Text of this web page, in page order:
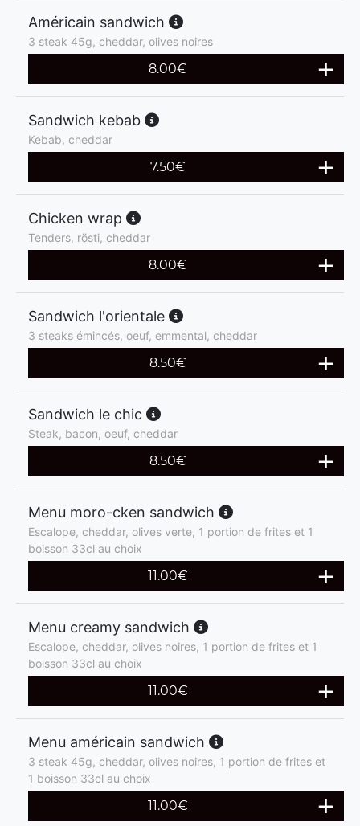
Américain sandwich
3 steak 45g, cheddar, olives noires
8.00€
Sandwich kebab
Kebab, cheddar
7.50€
Chicken wrap
Tenders, rösti, cheddar
8.00€
Sandwich l'orientale
3 steaks émincés, oeuf, emmental, cheddar
8.50€
Sandwich le chic
Steak, bacon, oeuf, cheddar
8.50€
Menu moro-cken sandwich
Escalope, cheddar, olives verte, 1 portion de frites et 1
boisson 33cl au choix
11.00€
Menu creamy sandwich
Escalope, cheddar, olives noires, 1 portion de frites et 1
boisson 33cl au choix
11.00€
Menu américain sandwich
3 steak 45g, cheddar, olives noires, 1 portion de frites et
1 boisson 33cl au choix
11.00€